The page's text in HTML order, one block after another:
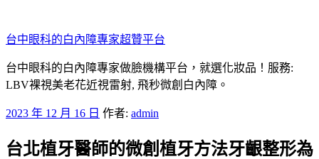
至
主
要
內
台中眼科的白內障專家超贊平台
台中眼科的白內障專家做臉機構平台，就選化妝品！服務:
LBV裸視美老花近視雷射, 飛秒微創白內障。
發
於
2023 年 12 月 16 日 作者: admin
台北植牙醫師的微創植牙方法牙齦整形為